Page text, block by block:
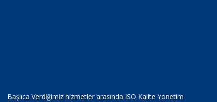
Başlıca Verdiğimiz hizmetler arasında ISO Kalite Yönetim